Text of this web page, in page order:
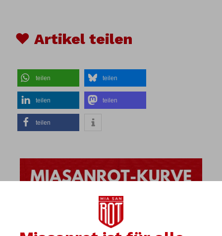
♥ Artikel teilen
teilen teilen
teilen teilen
teilen